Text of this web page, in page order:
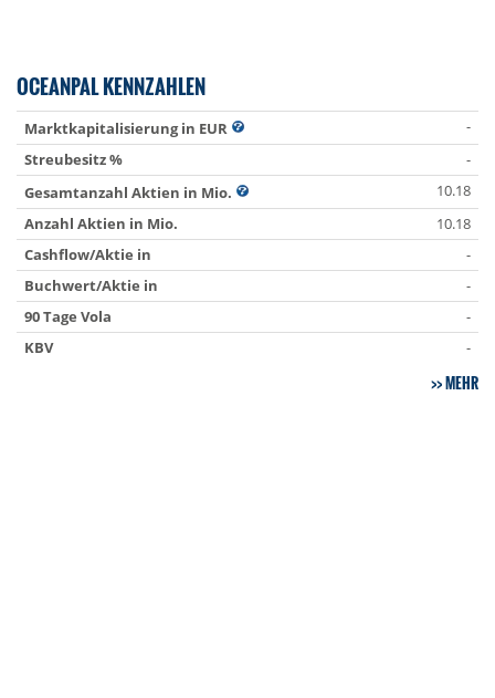
OCEANPAL KENNZAHLEN
Marktkapitalisierung in EUR
-
Streubesitz %
-
Gesamtanzahl Aktien in Mio.
10.18
Anzahl Aktien in Mio.
10.18
Cashflow/Aktie in
-
Buchwert/Aktie in
-
90 Tage Vola
-
KBV
-
MEHR